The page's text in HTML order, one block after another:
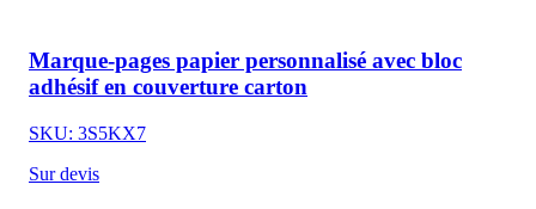
Marque-pages papier personnalisé avec bloc
adhésif en couverture carton
SKU: 3S5KX7
Sur devis